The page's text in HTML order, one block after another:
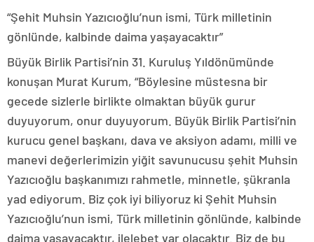
“Şehit Muhsin Yazıcıoğlu’nun ismi, Türk milletinin
gönlünde, kalbinde daima yaşayacaktır”
Büyük Birlik Partisi’nin 31. Kuruluş Yıldönümünde
konuşan Murat Kurum, “Böylesine müstesna bir
gecede sizlerle birlikte olmaktan büyük gurur
duyuyorum, onur duyuyorum. Büyük Birlik Partisi’nin
kurucu genel başkanı, dava ve aksiyon adamı, milli ve
manevi değerlerimizin yiğit savunucusu şehit Muhsin
Yazıcıoğlu başkanımızı rahmetle, minnetle, şükranla
yad ediyorum. Biz çok iyi biliyoruz ki Şehit Muhsin
Yazıcıoğlu’nun ismi, Türk milletinin gönlünde, kalbinde
daima yaşayacaktır, ilelebet var olacaktır. Biz de bu